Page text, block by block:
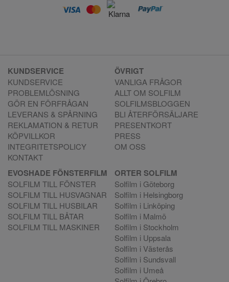
KUNDSERVICE
KUNDSERVICE
PROBLEMLÖSNING
GÖR EN FÖRFRÅGAN
LEVERANS & SPÅRNING
REKLAMATION & RETUR
KÖPVILLKOR
INTEGRITETSPOLICY
KONTAKT
ÖVRIGT
VANLIGA FRÅGOR
ALLT OM SOLFILM
SOLFILMSBLOGGEN
BLI ÅTERFÖRSÄLJARE
PRESENTKORT
PRESS
OM OSS
EVOSHADE FÖNSTERFILM
SOLFILM TILL FÖNSTER
SOLFILM TILL HUSVAGNAR
SOLFILM TILL HUSBILAR
SOLFILM TILL BÅTAR
SOLFILM TILL MASKINER
ORTER SOLFILM
Solfilm i Göteborg
Solfilm i Helsingborg
Solfilm i Linköping
Solfilm i Malmö
Solfilm i Stockholm
Solfilm i Uppsala
Solfilm i Västerås
Solfilm i Sundsvall
Solfilm i Umeå